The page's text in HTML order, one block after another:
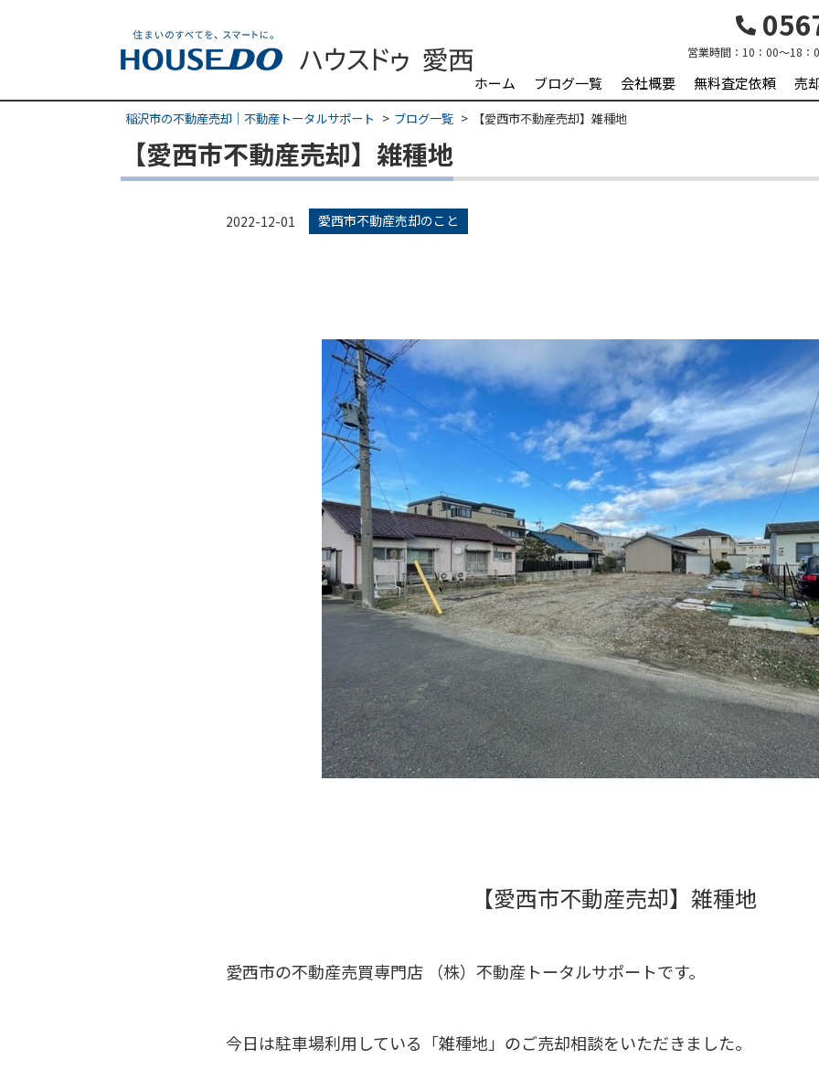
営業時間： 10：00～18：
ホーム ブログ一覧 会社概要 無料査定依頼 売
稲沢市の不動産売却｜不動産トータルサポート ブログ一覧 【愛西市不動産売却】雑種地
【愛西市不動産売却】雑種地
2022-12-01 愛西市不動産売却のこと
【愛西市不動産売却】雑種地
愛西市の不動産売買専門店 （株）不動産トータルサポートです。
今日は駐車場利用している「雑種地」のご売却相談をいただきました。